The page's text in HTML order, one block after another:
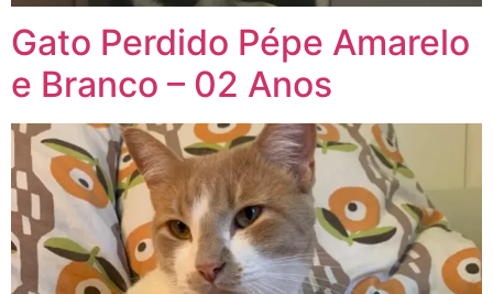
Gato Perdido Pépe Amarelo
e Branco – 02 Anos